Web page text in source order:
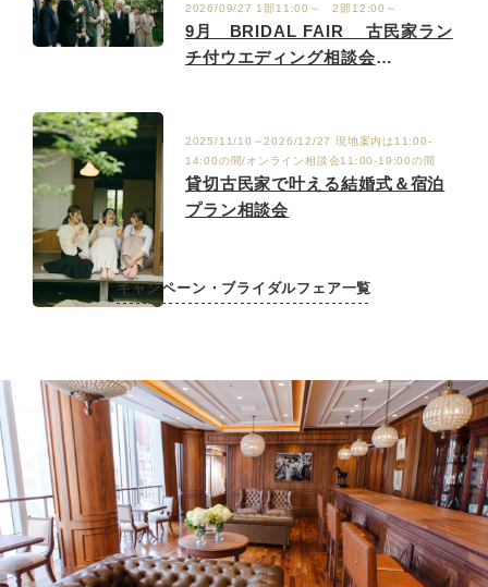
2026/09/27 1部11:00～ 2部12:00～
9月 BRIDAL FAIR 古民家ラン
チ付ウエディング相談会
2025/11/10～2026/12/27 現地案内は11:00-
14:00の間/オンライン相談会11:00-19:00の間
貸切古民家で叶える結婚式＆宿泊
プラン相談会
キャンペーン・ブライダルフェア一覧